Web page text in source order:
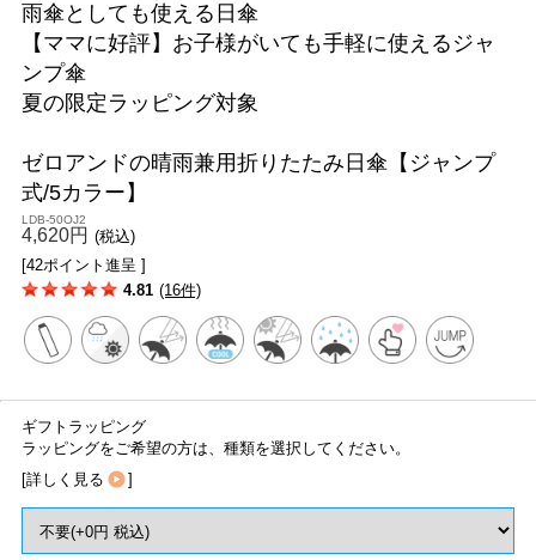
雨傘としても使える日傘
【ママに好評】お子様がいても手軽に使えるジャ
ンプ傘
夏の限定ラッピング対象
ゼロアンドの晴雨兼用折りたたみ日傘【ジャンプ
式/5カラー】
LDB-50OJ2
4,620円 (税込)
[42ポイント進呈 ]
4.81 (16件)
ギフトラッピング
ラッピングをご希望の方は、種類を選択してください。
[詳しく見る ]